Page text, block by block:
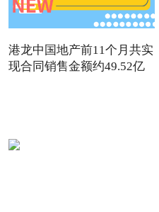
港龙中国地产前11个月共实
现合同销售金额约49.52亿